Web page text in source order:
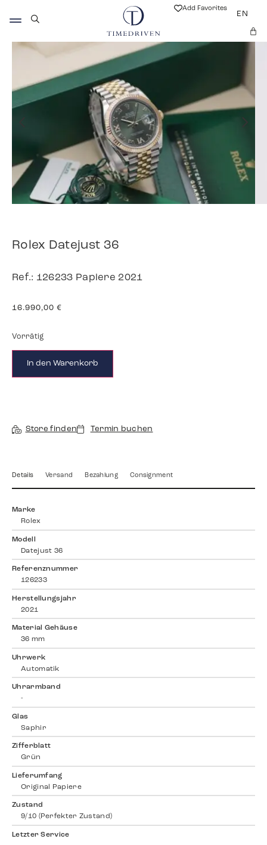
Add Favorites
EN
Rolex Datejust 36
Ref.: 126233 Papiere 2021
16.990,00 €
Vorrätig
In den Warenkorb
Store finden Termin buchen
Details Versand Bezahlung Consignment
Marke
Rolex
Modell
Datejust 36
Referenznummer
126233
Herstellungsjahr
2021
Material Gehäuse
36 mm
Uhrwerk
Automatik
Uhrarmband
-
Glas
Saphir
Zifferblatt
Grün
Lieferumfang
Original Papiere
Zustand
9/10 (Perfekter Zustand)
Letzter Service